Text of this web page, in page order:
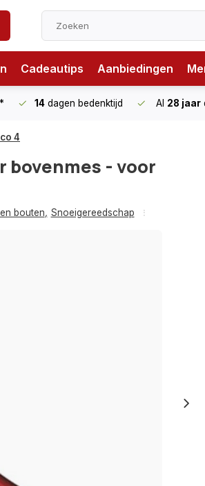
Cadeautips Aanbiedingen
14 dagen bedenktijd Al 28 jaar
4
bovenmes - voor
bouten, Snoeigereedschap